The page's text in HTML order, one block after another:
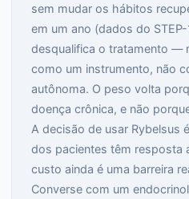
sem mudar os hábitos
em um ano (dados do
desqualifica o tratamento —
como um instrumento, não
autônoma. O peso volta
doença crônica, e não
A decisão de usar Rybelsus
dos pacientes têm resposta
custo ainda é uma barreira
Converse com um